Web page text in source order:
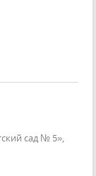
сад № 5»,